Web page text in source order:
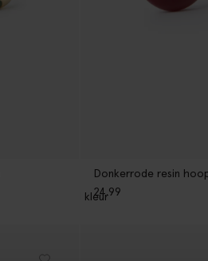
Donkerrode resin
24.99
kleur